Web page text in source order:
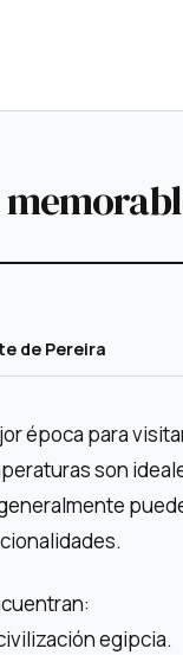
de Pereira
época para
son
egipcia.